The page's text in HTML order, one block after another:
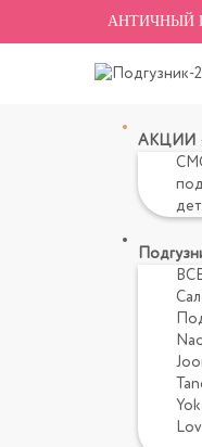
АНТИЧНЫЙ
АКЦИИ